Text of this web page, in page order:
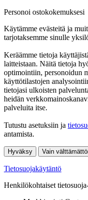
Personoi ostokokemuksesi
Käytämme evästeitä ja
tarjotaksemme sinulle
Keräämme tietoja
laitteistaan. Näitä tietoja
optimointiin, personoidun
käyttötilastojen
tietojasi ulkoisten
heidän
palveluita itse.
Tutustu asetuksiin ja
antamista.
Hyväksy Vain
Tietosuojakäytäntö
Henkilökohtaiset